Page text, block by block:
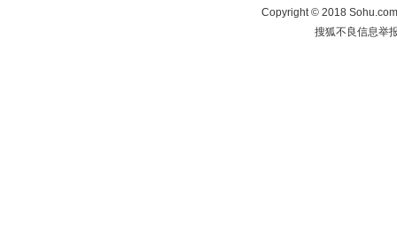
Copyright©2018
搜狐不良信息举